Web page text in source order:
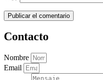
Contacto
Nombre
Email